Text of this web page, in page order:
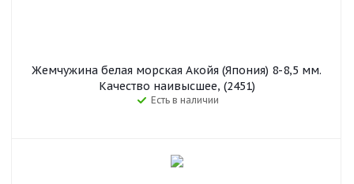
Жемчужина белая морская Акойя (Япония) 8-8,5 мм.
Качество наивысшее, (2451)
Есть в наличии